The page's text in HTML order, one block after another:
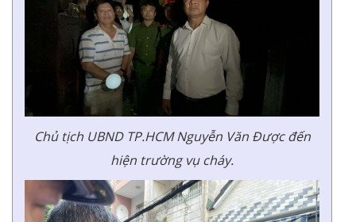
Chủ tịch UBND TP.HCM Nguyễn Văn Được đến
hiện trường vụ cháy.